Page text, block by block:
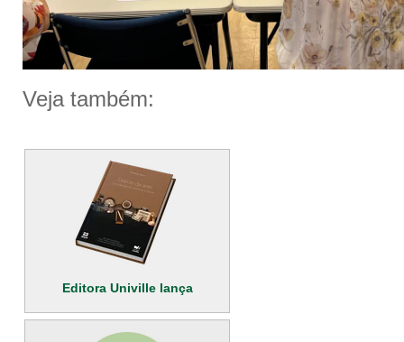
Veja também:
Editora Univille lança